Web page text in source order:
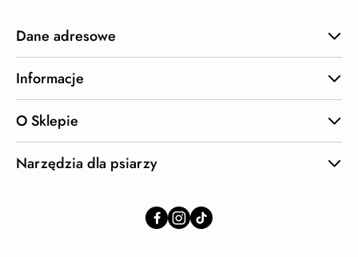
Dane adresowe
Informacje
O Sklepie
Narzędzia dla psiarzy